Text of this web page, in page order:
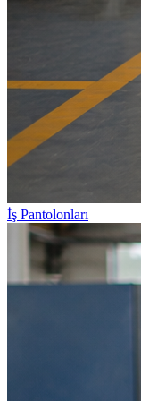
İş Pantolonları